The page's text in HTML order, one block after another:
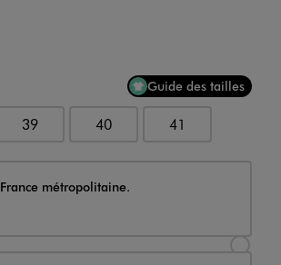
Guide des tailles
39 40 41
métropolitaine.